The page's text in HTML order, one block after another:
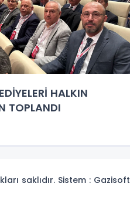
HALKIN
TOPLANDI
saklıdır. Sistem : Gazisoft